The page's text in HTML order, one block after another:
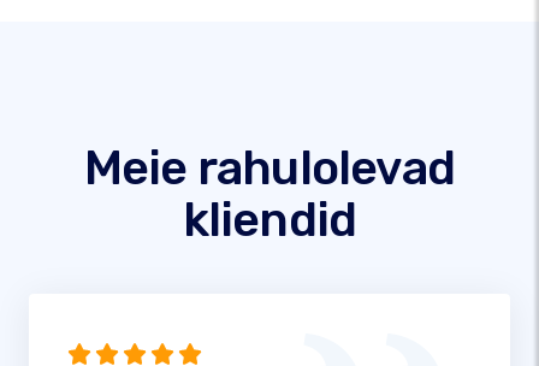
Meie rahulolevad
kliendid